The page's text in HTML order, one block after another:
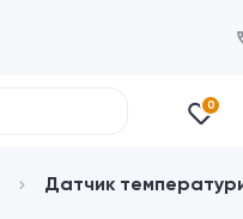
0
Датчик